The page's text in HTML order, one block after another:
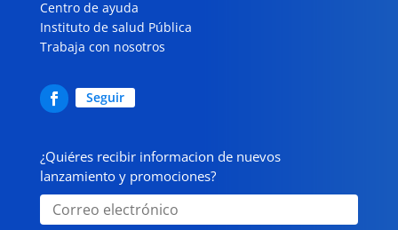
Centro de ayuda
Instituto de salud Pública
Trabaja con nosotros
Seguir
¿Quiéres recibir informacion de nuevos
lanzamiento y promociones?